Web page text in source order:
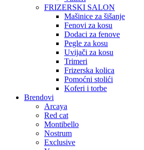
FRIZERSKI SALON
Mašinice za šišanje
Fenovi za kosu
Dodaci za fenove
Pegle za kosu
Uvijači za kosu
Trimeri
Frizerska kolica
Pomoćni stolići
Koferi i torbe
Brendovi
Arcaya
Red cat
Montibello
Nostrum
Exclusive